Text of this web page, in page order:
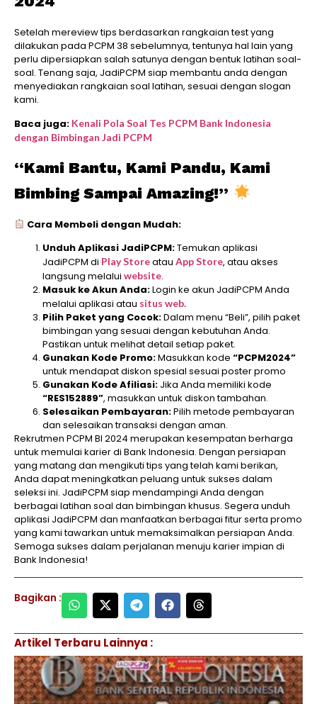
Setelah mereview tips berdasarkan rangkaian test yang
dilakukan pada PCPM 38 sebelumnya, tentunya hal lain yang
perlu dipersiapkan salah satunya dengan bentuk latihan soal-
soal. Tenang saja, JadiPCPM siap membantu anda dengan
menyediakan rangkaian soal latihan, sesuai dengan slogan
kami.
Baca juga: Kenali Pola Soal Tes PCPM Bank Indonesia
dengan Bimbingan Jadi PCPM
“Kami Bantu, Kami Pandu, Kami
Bimbing Sampai Amazing!”
Cara Membeli dengan Mudah:
Unduh Aplikasi JadiPCPM:Temukan aplikasi
JadiPCPM di Play Storeatau App Store, atau akses
langsung melalui website.
Masuk ke Akun Anda:Login ke akun JadiPCPM Anda
melalui aplikasi atau situs web.
Pilih Paket yang Cocok:Dalam menu “Beli”, pilih paket
bimbingan yang sesuai dengan kebutuhan Anda.
Pastikan untuk melihat detail setiap paket.
Gunakan Kode Promo:Masukkan kode “PCPM2024”
untuk mendapat diskon spesial sesuai poster promo
Gunakan Kode Afiliasi: Jika Anda memiliki kode
“RES152889”, masukkan untuk diskon tambahan.
Selesaikan Pembayaran:Pilih metode pembayaran
dan selesaikan transaksi dengan aman.
Rekrutmen PCPM BI 2024 merupakan kesempatan berharga
untuk memulai karier di Bank Indonesia. Dengan persiapan
yang matang dan mengikuti tips yang telah kami berikan,
Anda dapat meningkatkan peluang untuk sukses dalam
seleksi ini. JadiPCPM siap mendampingi Anda dengan
berbagai latihan soal dan bimbingan khusus. Segera unduh
aplikasi JadiPCPM dan manfaatkan berbagai fitur serta promo
yang kami tawarkan untuk memaksimalkan persiapan Anda.
Semoga sukses dalam perjalanan menuju karier impian di
Bank Indonesia!
Bagikan :
Artikel Terbaru Lainnya :